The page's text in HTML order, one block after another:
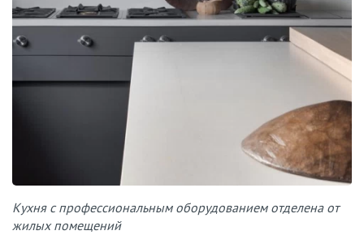
Кухня с профессиональным оборудованием отделена от
жилых помещений